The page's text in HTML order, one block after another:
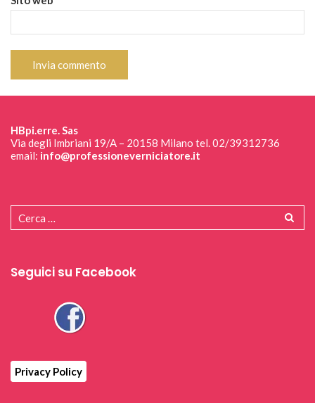
HBpi.erre. Sas
Privacy Policy
Copyright HB.pierre SAS